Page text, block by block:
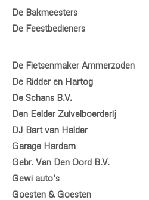
De Bakmeesters
De Feestbedieners
De Fietsenmaker Ammerzoden
De Ridder en Hartog
De Schans B.V.
Den Eelder Zuivelboerderij
DJ Bart van Halder
Garage Hardam
Gebr. Van Den Oord B.V.
Gewi auto’s
Goesten & Goesten